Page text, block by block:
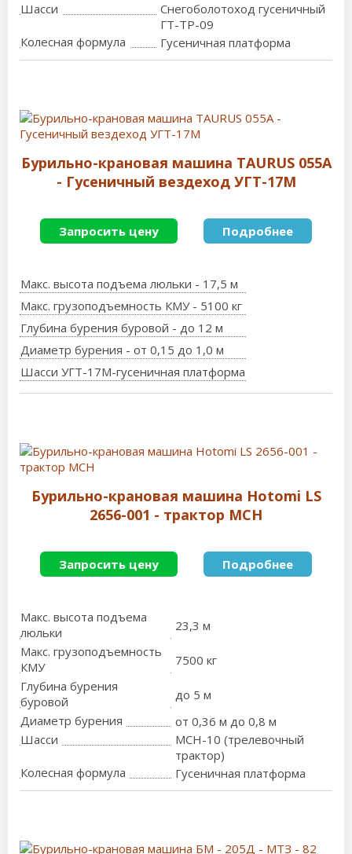
Шасси
Снегоболотоход гусеничный
ГТ-ТР-09
Колесная формула
Гусеничная платформа
Бурильно-крановая машина TAURUS 055A
- Гусеничный вездеход УГТ-17М
Запросить цену Подробнее
Макс. высота подъема люльки - 17,5 м
Макс. грузоподъемность КМУ - 5100 кг
Глубина бурения буровой - до 12 м
Диаметр бурения - от 0,15 до 1,0 м
Шасси УГТ-17М-гусеничная платформа
Бурильно-крановая машина Hotomi LS
2656-001 - трактор МСН
Запросить цену Подробнее
Макс. высота подъема
люльки
23,3 м
Макс. грузоподъемность
КМУ
7500 кг
Глубина бурения
буровой
до 5 м
Диаметр бурения
от 0,36 м до 0,8 м
Шасси
МСН-10 (трелевочный
трактор)
Колесная формула
Гусеничная платформа